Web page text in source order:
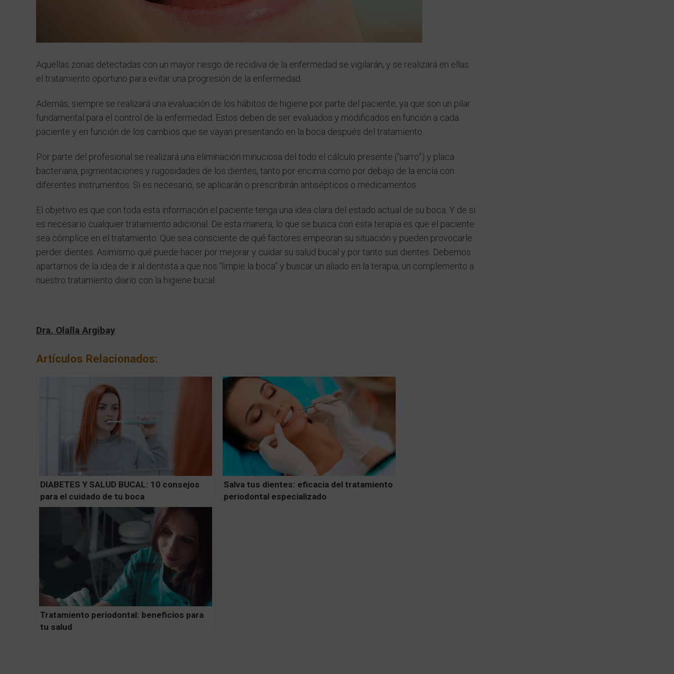
Aquellas zonas detectadas con un mayor riesgo de recidiva de la enfermedad se vigilarán, y se realizará en ellas
el tratamiento oportuno para evitar una progresión de la enfermedad.
Además, siempre se realizará una evaluación de los hábitos de higiene por parte del paciente, ya que son un pilar
fundamental para el control de la enfermedad. Estos deben de ser evaluados y modificados en función a cada
paciente y en función de los cambios que se vayan presentando en la boca después del tratamiento.
Por parte del profesional se realizará una eliminación minuciosa del todo el cálculo presente (“sarro”) y placa
bacteriana, pigmentaciones y rugosidades de los dientes, tanto por encima como por debajo de la encía con
diferentes instrumentos. Si es necesario, se aplicarán o prescribirán antisépticos o medicamentos.
El objetivo es que con toda esta información el paciente tenga una idea clara del estado actual de su boca. Y de si
es necesario cualquier tratamiento adicional. De esta manera, lo que se busca con esta terapia es que el paciente
sea cómplice en el tratamiento. Que sea consciente de qué factores empeoran su situación y pueden provocarle
perder dientes. Asimismo qué puede hacer por mejorar y cuidar su salud bucal y por tanto sus dientes. Debemos
apartarnos de la idea de ir al dentista a que nos “limpie la boca” y buscar un aliado en la terapia, un complemento a
nuestro tratamiento diario con la higiene bucal.
Dra. Olalla Argibay
Artículos Relacionados:
DIABETES Y SALUD BUCAL: 10 consejos
para el cuidado de tu boca
Salva tus dientes: eficacia del tratamiento
periodontal especializado
Tratamiento periodontal: beneficios para
tu salud